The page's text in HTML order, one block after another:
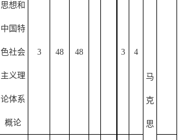
马
克
思
思想和
中国特
色社会
主义理
论体系
概论
3 48 48 3 4